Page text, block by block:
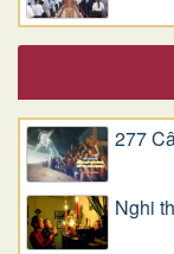
277
Nghi